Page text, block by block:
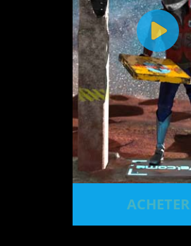
ACHETER